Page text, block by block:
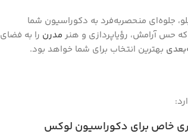
جلوه‌ای منحصربه‌فرد به دکوراسیون شما
حس آرامش، رؤیاپردازی و هنر مدرن را به فضای
بهترین انتخاب برای شما خواهد بود.
خاص برای دکوراسیون لوکس